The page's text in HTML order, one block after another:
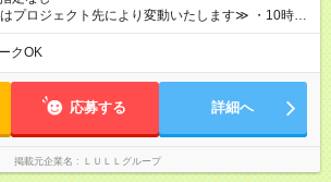
しっかり給与で還元しています。 実際にほぼ全員
への還元率は業界高水準の
を磨いた分だけ、収入アップも目指せる環境で
に、本採用時と異なる部分があります。 雇用形態：
約社員） 給与：月給 230,000円以上 上記額にはみ
含みます。※超過分は全額支給いたします。 みな
たします ※研修期間中（最大12ヶ月間）も、試用期
プロジェクト先により変動いたします≫ ・10時00
（休憩1時間） ・9時00分～18時00分（休憩1時
、 趣味の時間を楽しむ社員も多くいます◎
クOK
応募する 詳細へ
掲載元企業名 ＬＵＬＬグループ